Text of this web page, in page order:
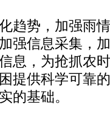
势，加强雨
强信息采集，
息，为抢抓农
提供科学可靠
的基础。